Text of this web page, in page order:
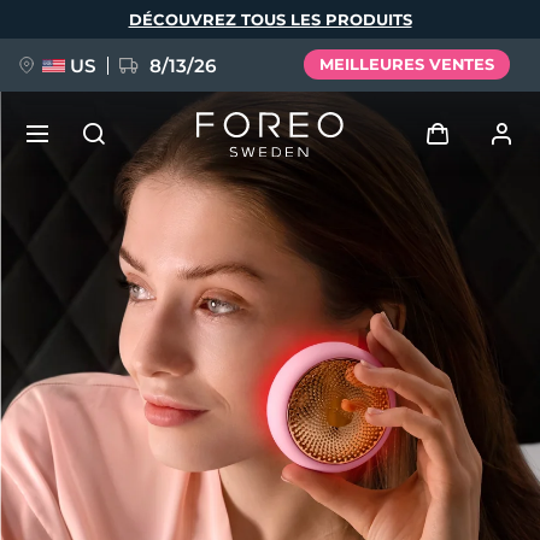
DÉCOUVREZ TOUS LES PRODUITS
US 8/13/26 MEILLEURES VENTES
Se connecter
Profil de l'utilisateur
Mes appareils
Mes commandes
Mes adresses
Mes abonnements
NOUVEAU
FAQ™ Pure Beauty-Tech Elixir
BREAKING NEWS
issa™ Teeth Whitening Set
Langue
Deutsch
Español
Français
Italiano
Português
Polski
Svenska
Русский
Türkçe
简体中文 繁體中文